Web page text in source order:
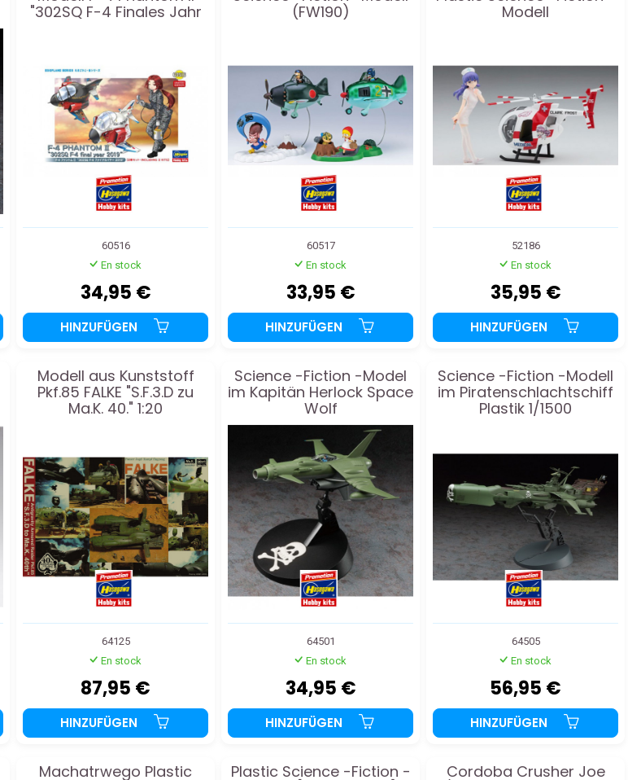
"302SQ F-4 Finales Jahr
60516
En stock
34,95 €
HINZUFÜGEN
(FW190)
60517
En stock
33,95 €
HINZUFÜGEN
Modell
52186
En stock
35,95 €
HINZUFÜGEN
Modell aus Kunststoff
Pkf.85 FALKE "S.F.3.D zu
Ma.K. 40." 1:20
64125
En stock
87,95 €
HINZUFÜGEN
Science -Fiction -Model
im Kapitän Herlock Space
Wolf
64501
En stock
34,95 €
HINZUFÜGEN
Science -Fiction -Modell
im Piratenschlachtschiff
Plastik 1/1500
64505
En stock
56,95 €
HINZUFÜGEN
Machatrwego Plastic
Plastic Science -Fiction -
Cordoba Crusher Joe